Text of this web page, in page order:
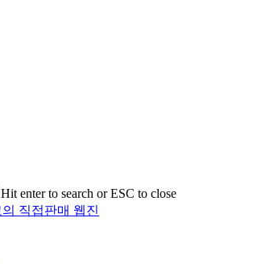
Hit enter to search or ESC to close